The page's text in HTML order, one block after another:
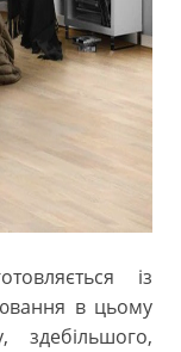
із
в цьому